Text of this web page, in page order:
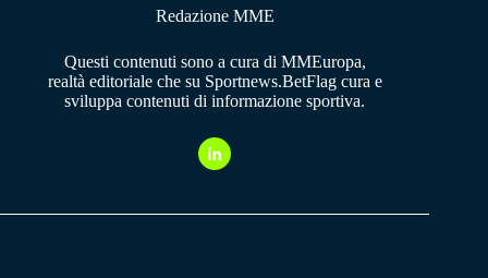
Redazione MME
Questi contenuti sono a cura di MMEuropa,
realtà editoriale che su Sportnews.BetFlag cura e
sviluppa contenuti di informazione sportiva.